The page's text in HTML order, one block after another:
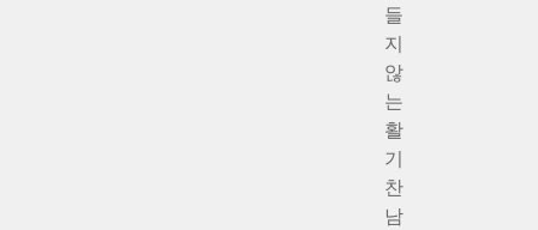
들
지
않
는
활
기
찬
남